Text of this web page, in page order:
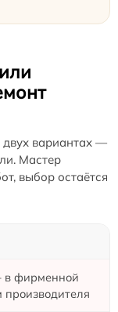
вариантах —
Мастер
выбор остаётся
в фирменной